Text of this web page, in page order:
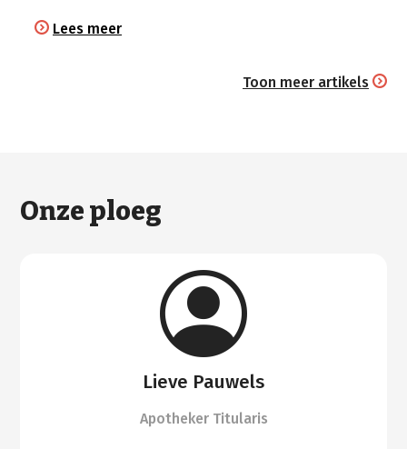
Lees meer
Toon meer artikels
Onze ploeg
Lieve Pauwels
Apotheker Titularis